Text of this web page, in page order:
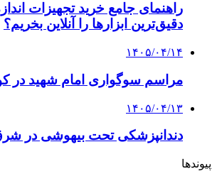
راهنمای جامع خرید تجهیزات
دقیق‌ترین ابزارها را آنلاین بخریم؟
۱۴۰۵/۰۴/۱۴
مراسم سوگواری امام شهید در
۱۴۰۵/۰۴/۱۳
دندانپزشکی تحت بیهوشی در
پیوندها